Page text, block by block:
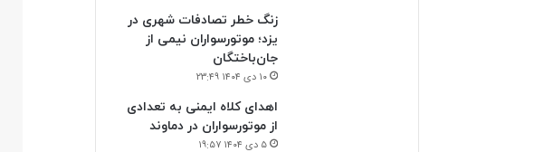
زنگ خطر تصادفات شهری در
یزد؛ موتورسواران نیمی از
جان‌باختگان
۱۰ دی ۱۴۰۴ ۲۳:۴۹
اهدای کلاه ایمنی به تعدادی
از موتورسواران در دماوند
۵ دی ۱۴۰۴ ۱۹:۵۷